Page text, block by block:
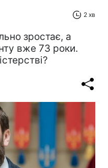
2 хв
зростає, а
вже 73 роки.